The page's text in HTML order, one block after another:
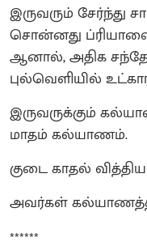
இருவரும் சேர்ந்து
சொன்னது ப்ரியாவை
ஆனால், அதிக
புல்வெளியில்
இருவருக்கும்
மாதம் கல்யாணம்.
குடை காதல்
அவர்கள்
******